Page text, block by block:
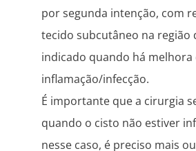
por segunda intenção, com
tecido subcutâneo na região
indicado quando há melhora
inflamação/infecção.
É importante que a cirurgia
quando o cisto não estiver
nesse caso, é preciso mais